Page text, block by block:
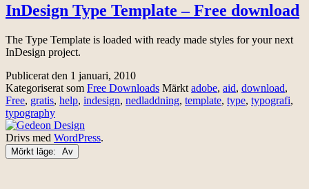
InDesign Type Template – Free download
The Type Template is loaded with ready made styles for your next
InDesign project.
Publicerat den 1 januari, 2010
Kategoriserat som Free Downloads Märkt adobe, aid, download,
Free, gratis, help, indesign, nedladdning, template, type, typografi,
typography
Drivs med WordPress.
Mörkt läge: